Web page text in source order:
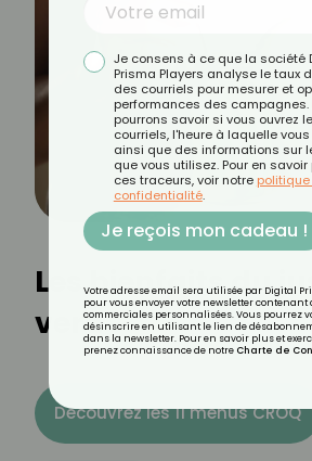
Les bienfaits du jus
vera
Découvrez les 11 menus CROQ
Je consens à ce que la société
Prisma Players analyse le taux
des courriels pour mesurer et
performances des campagnes.
pourrons savoir si vous ouvrez
courriels, l'heure à laquelle
ainsi que des informations sur
que vous utilisez. Pour en
ces traceurs, voir notre
confidentialité.
Je reçois mon cadeau !
Votre adresse email sera utilisée par Digital
pour vous envoyer votre newsletter contenant
commerciales personnalisées. Vous pourrez
désinscrire en utilisant le lien de
dans la newsletter. Pour en savoir plus et
prenez connaissance de notre Charte de